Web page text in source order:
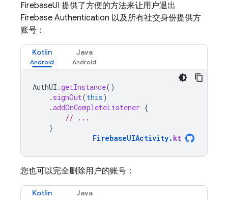
FirebaseUI 提供了方便的方法来让用户退出
Firebase Authentication 以及所有社交身份提供方
账号：
Kotlin Java
AuthUI .getInstance()
. signOut(this)
.addOnCompleteListener {
// ...
}
FirebaseUIActivity. kt
您也可以完全删除用户的账号：
Kotlin Java